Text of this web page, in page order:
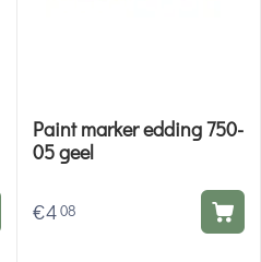
Paint marker edding 750-
05 geel
€408